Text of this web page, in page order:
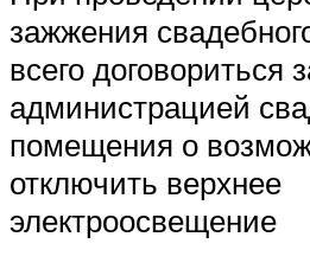
зажжения
всего договориться
администрацией
помещения о
отключить верхнее
электроосвещение